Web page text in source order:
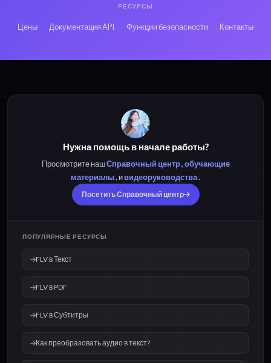
РЕСУРСЫ
Цены Документация API Функции безопасности Контакты
Нужна помощь в начале работы?
Просмотрите нашСправочный центр,обучающие
материалы, ивидеоруководства.
Посетить Справочный центр
ПОПУЛЯРНЫЕ РЕСУРСЫ
FLV в Текст
FLV в PDF
FLV в Субтитры
Как преобразовать аудио в текст?